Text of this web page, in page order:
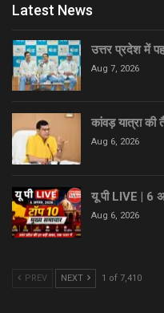
Latest News
उत्तर प्रदेश में
Aug 7, 2026
कांवड़ यात्रा की
Aug 6, 2026
यू पी LIVE | 6
Aug 6, 2026
PREV NEXT 1 of 7,410